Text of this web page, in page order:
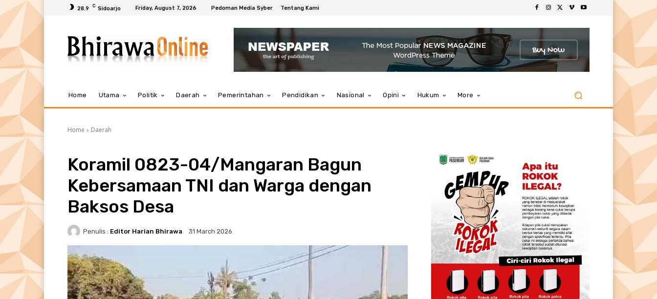
28.9 C Sidoarjo Friday, August 7, 2026 Pedoman Media Syber Tentang Kami
Home Utama Politik Daerah Pemerintahan Pendidikan Nasional Opini Hukum More
Home Daerah
Koramil 0823-04/Mangaran Bagun
Kebersamaan TNI dan Warga dengan
Baksos Desa
Penulis : Editor Harian Bhirawa 31 March 2026